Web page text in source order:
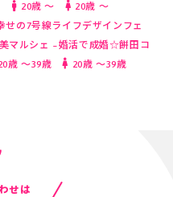
20歳 〜
20歳 〜
の7号線ライフデザインフェ
マルシェ ~婚活で成婚☆餅田コ
歳 〜39歳 20歳 〜39歳
せは